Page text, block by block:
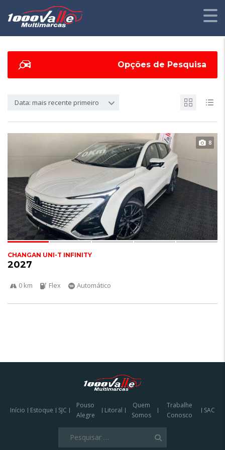
Opções de Pesquisa
Data: mais recente primeiro
8
CHANGAN UNI-T INFINITY
2027
0 km Flex Automático
Início Estoque SJC
Pouso
Alegre
Litoral
Quem
Somos
Trabalhe
Conosco
SAC